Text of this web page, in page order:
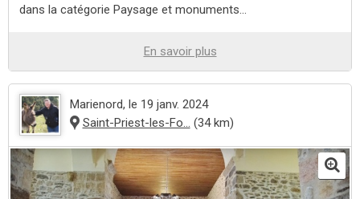
dans la catégorie Paysage et monuments...
En savoir plus
Marienord, le 19 janv. 2024
Saint-Priest-les-Fo... (34 km)